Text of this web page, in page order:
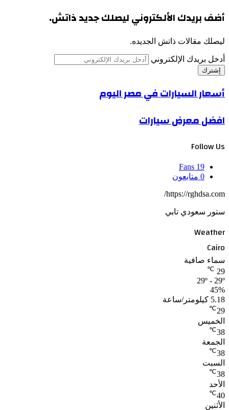
أضف بريدك الألكتروني ليصلك جديد ذاتش.
ليصلك مقالات ذاتش الجديده.
أدخل بريدك الإلكتروني
أسعار السيارات في مصر اليوم
افضل معرض سيارات
Follow Us
19
Fans
0 متابعون
https://rghdsa.com/
ستور سعودي تابي
Weather
Cairo
سماء صافية
29
℃
29º - 29º
45%
5.18 كيلومتر/ساعة
29
℃
الخميس
38
℃
الجمعة
38
℃
السبت
38
℃
الأحد
40
℃
الأثنين